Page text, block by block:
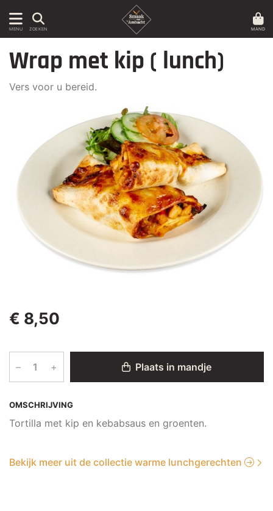
MENU ZOEKEN MAND
OMSCHRIJVING
Tortilla met kip en kebabsaus en groenten.
Wrap met kip ( lunch)
Vers voor u bereid.
€ 8,50
– + Plaats in mandje
Bekijk meer uit de collectie warme lunchgerechten